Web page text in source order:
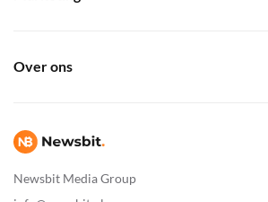
Newsbit Media Group
Over ons